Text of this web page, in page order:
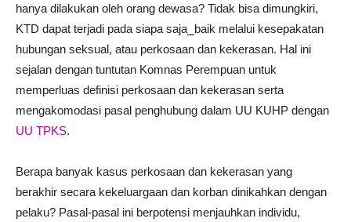
hanya dilakukan oleh orang dewasa? Tidak bisa dimungkiri,
KTD dapat terjadi pada siapa saja⎯baik melalui kesepakatan
hubungan seksual, atau perkosaan dan kekerasan. Hal ini
sejalan dengan tuntutan Komnas Perempuan untuk
memperluas definisi perkosaan dan kekerasan serta
mengakomodasi pasal penghubung dalam UU KUHP dengan
UU TPKS.
Berapa banyak kasus perkosaan dan kekerasan yang
berakhir secara kekeluargaan dan korban dinikahkan dengan
pelaku? Pasal-pasal ini berpotensi menjauhkan individu,